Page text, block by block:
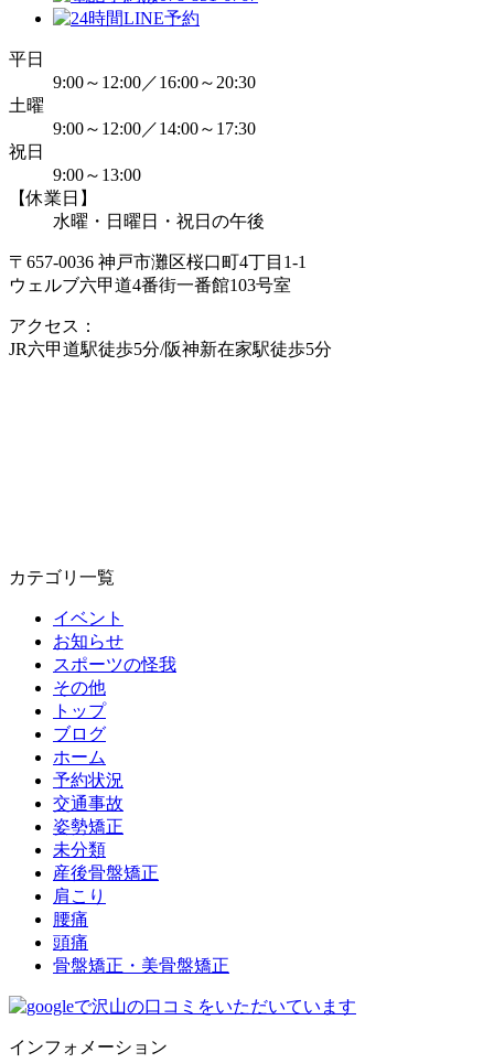
平日
9:00～12:00／16:00～20:30
土曜
9:00～12:00／14:00～17:30
祝日
9:00～13:00
【休業日】
水曜・日曜日・祝日の午後
〒657-0036 神戸市灘区桜口町4丁目1-1
ウェルブ六甲道4番街一番館103号室
アクセス：
JR六甲道駅徒歩5分/阪神新在家駅徒歩5分
カテゴリ一覧
イベント
お知らせ
スポーツの怪我
その他
トップ
ブログ
ホーム
予約状況
交通事故
姿勢矯正
未分類
産後骨盤矯正
肩こり
腰痛
頭痛
骨盤矯正・美骨盤矯正
インフォメーション